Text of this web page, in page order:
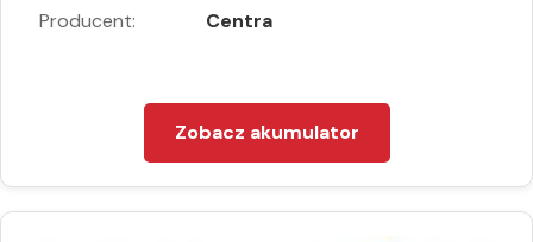
Producent: Centra
Zobacz akumulator